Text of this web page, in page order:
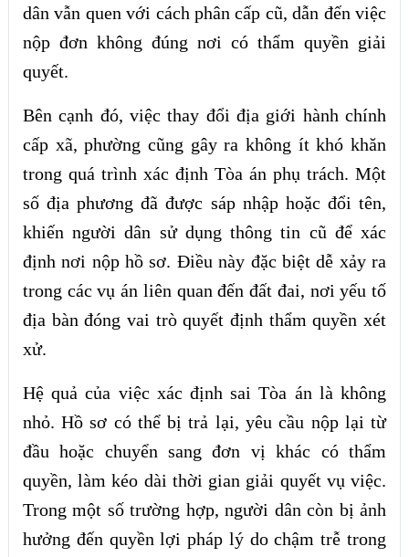
dân vẫn quen với cách phân cấp cũ, dẫn đến việc
nộp đơn không đúng nơi có thẩm quyền giải
quyết.
Bên cạnh đó, việc thay đổi địa giới hành chính
cấp xã, phường cũng gây ra không ít khó khăn
trong quá trình xác định Tòa án phụ trách. Một
số địa phương đã được sáp nhập hoặc đổi tên,
khiến người dân sử dụng thông tin cũ để xác
định nơi nộp hồ sơ. Điều này đặc biệt dễ xảy ra
trong các vụ án liên quan đến đất đai, nơi yếu tố
địa bàn đóng vai trò quyết định thẩm quyền xét
xử.
Hệ quả của việc xác định sai Tòa án là không
nhỏ. Hồ sơ có thể bị trả lại, yêu cầu nộp lại từ
đầu hoặc chuyển sang đơn vị khác có thẩm
quyền, làm kéo dài thời gian giải quyết vụ việc.
Trong một số trường hợp, người dân còn bị ảnh
hưởng đến quyền lợi pháp lý do chậm trễ trong